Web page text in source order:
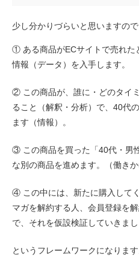
少し分かりづらいと思いますの
① ある商品がECサイトで売れた
情報（データ）を入手します。
② この商品が、誰に・どのタイ
ること（解釈・分析）で、40代
ます（情報）。
③ この商品を買った「40代・男
な別の商品を進めます。（働きか
④ この中には、新たに購入して
マガを解約する人、会員登録を
で、それを仮設検証していきまし
というフレームワークになります